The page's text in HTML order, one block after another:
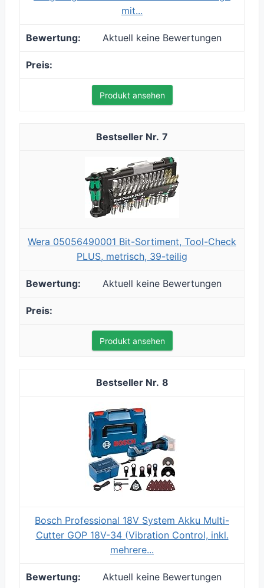
mit...
Aktuell keine Bewertungen
Produkt ansehen
7
Wera 05056490001 Bit-Sortiment, Tool-Check
PLUS, metrisch, 39-teilig
Aktuell keine Bewertungen
Produkt ansehen
8
Bosch Professional 18V System Akku Multi-
Cutter GOP 18V-34 (Vibration Control, inkl.
mehrere...
Aktuell keine Bewertungen